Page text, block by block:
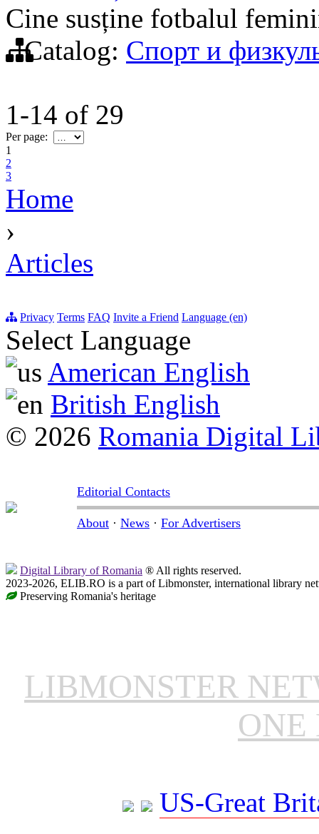
Cine susține fotbalul
Catalog: Спорт и
1-14 of 29
Per page:
1
2
3
Home
›
Articles
Privacy Terms FAQ Invite a Friend Language (en)
Select Language
American English
British English
© 2026 Romania Digital
Editorial Contacts
About · News · For Advertisers
Digital Library of Romania ® All rights reserved.
2023-2026, ELIB.RO is a part of Libmonster, international library
Preserving Romania's heritage
LIBMONSTER
ONE
US-Great